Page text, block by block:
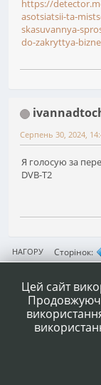
https://
asotsiatsii-ta-
skasuvannya-
do-zakryttya-
Серпень 30, 2024,
Я голосую за
DVB-T2
НАГОРУ Сторінок
Цей сайт